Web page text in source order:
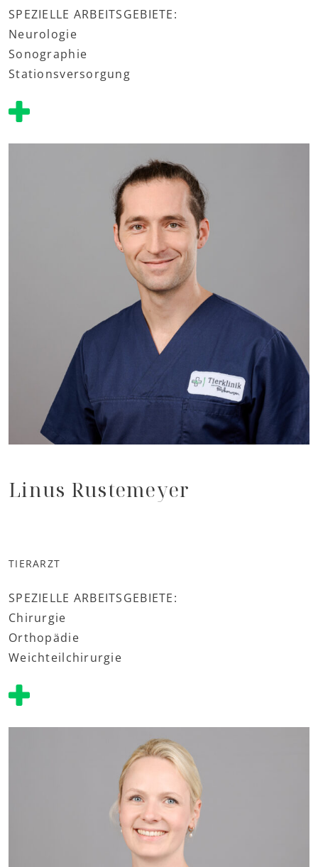
SPEZIELLE ARBEITSGEBIETE:
Neurologie
Sonographie
Stationsversorgung
Linus Rustemeyer
TIERARZT
SPEZIELLE ARBEITSGEBIETE:
Chirurgie
Orthopädie
Weichteilchirurgie